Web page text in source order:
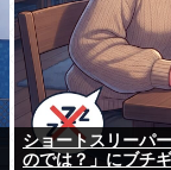
ショートスリーパ
のでは？」にブチ